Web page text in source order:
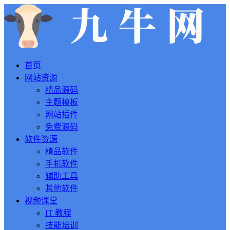
首页
网站资源
精品源码
主题模板
网站插件
免费源码
软件资源
精品软件
手机软件
辅助工具
其他软件
视频课堂
IT 教程
技能培训